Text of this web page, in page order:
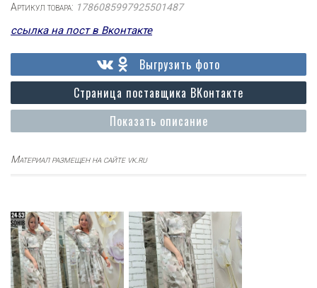
Артикул товара: 1786085997925501487
ссылка на пост в Вконтакте
Показать описание
Страница поставщика ВКонтакте
Выгрузить фото
Материал размещен на сайте vk.ru